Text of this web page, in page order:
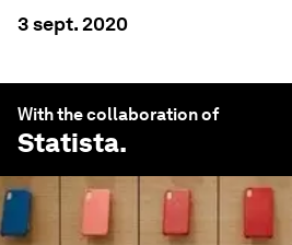
3 sept. 2020
With the collaboration of
Statista.